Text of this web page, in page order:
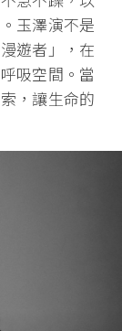
玉澤演不是
遊者」，在
吸空間。當
，讓生命的